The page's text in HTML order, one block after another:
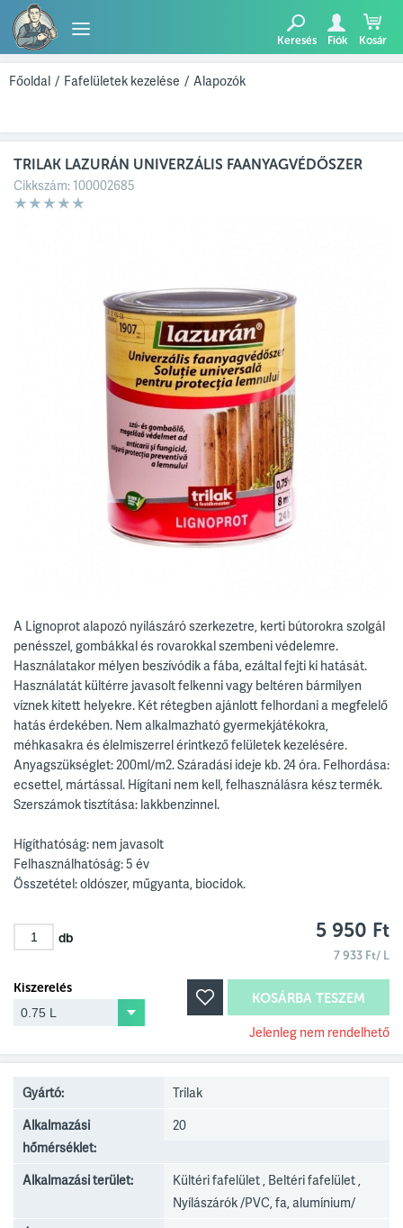
TERMÉKEK
AJÁNLATUNK
Keresés Fiók Kosár
Főoldal / Fafelületek kezelése / Alapozók
TRILAK LAZURÁN UNIVERZÁLIS FAANYAGVÉDŐSZER
Cikkszám:100002685
A Lignoprot alapozó nyílászáró szerkezetre, kerti bútorokra szolgál
penésszel, gombákkal és rovarokkal szembeni védelemre.
Használatakor mélyen beszívódik a fába, ezáltal fejti ki hatását.
Használatát kültérre javasolt felkenni vagy beltéren bármilyen
víznek kitett helyekre. Két rétegben ajánlott felhordani a megfelelő
hatás érdekében. Nem alkalmazható gyermekjátékokra,
méhkasakra és élelmiszerrel érintkező felületek kezelésére.
Anyagszükséglet: 200ml/m2. Száradási ideje kb. 24 óra. Felhordása:
ecsettel, mártással. Hígítani nem kell, felhasználásra kész termék.
Szerszámok tisztítása: lakkbenzinnel.
Hígíthatóság: nem javasolt
Felhasználhatóság: 5 év
Összetétel: oldószer, műgyanta, biocidok.
db 5 950 Ft
7 933 Ft/ L
Kiszerelés
KOSÁRBA TESZEM
Jelenleg nem rendelhető
Gyártó:
Trilak
Alkalmazási
hőmérséklet:
20
Alkalmazási terület:
Kültéri fafelület , Beltéri fafelület ,
Nyílászárók /PVC, fa, alumínium/